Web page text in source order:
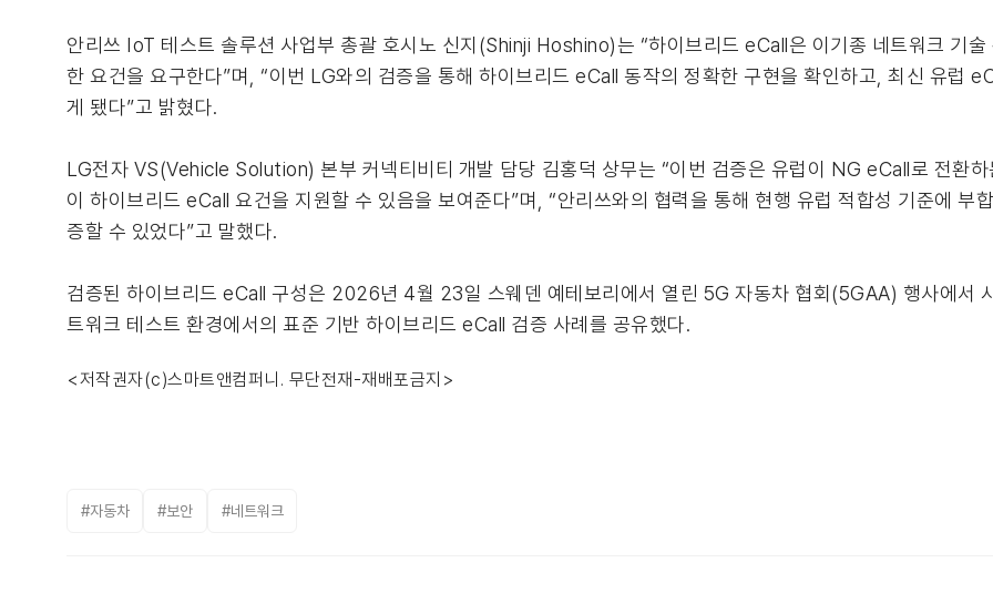
안리쓰 IoT 테스트 솔루션 사업부 총괄 호시노 신지(Shinji Hoshino)는 “하이브리드 eCall은 이기종 네트워크 기
한 요건을 요구한다”며, “이번 LG와의 검증을 통해 하이브리드 eCall 동작의 정확한 구현을 확인하고, 최신 유럽
게 됐다”고 밝혔다.
LG전자 VS(Vehicle Solution) 본부 커넥티비티 개발 담당 김홍덕 상무는 “이번 검증은 유럽이 NG eCall로 전환
이 하이브리드 eCall 요건을 지원할 수 있음을 보여준다”며, “안리쓰와의 협력을 통해 현행 유럽 적합성 기준에 부
증할 수 있었다”고 말했다.
검증된 하이브리드 eCall 구성은 2026년 4월 23일 스웨덴 예테보리에서 열린 5G 자동차 협회(5GAA) 행사에서
트워크 테스트 환경에서의 표준 기반 하이브리드 eCall 검증 사례를 공유했다.
<저작권자(c)스마트앤컴퍼니. 무단전재-재배포금지>
#자동차 #보안 #네트워크